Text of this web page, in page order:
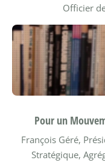
Officier
Pour un
François Géré,
Stratégique,